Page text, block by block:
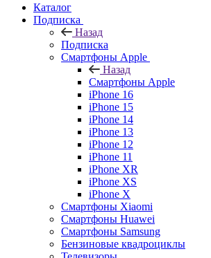
Каталог
Подписка
Назад
Подписка
Смартфоны Apple
Назад
Смартфоны Apple
iPhone 16
iPhone 15
iPhone 14
iPhone 13
iPhone 12
iPhone 11
iPhone XR
iPhone XS
iPhone X
Смартфоны Xiaomi
Смартфоны Huawei
Смартфоны Samsung
Бензиновые квадроциклы